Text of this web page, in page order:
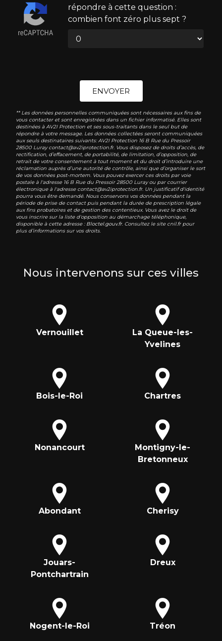
répondre à cette question :
combien font zéro plus sept ?
ENVOYER
** Les données personnelles communiquées sont nécessaires aux fins de
vous contacter et sont enregistrées dans un fichier informatisé. Elles sont
destinées à AV2I Protection et ses sous-traitants dans le seul but de
répondre à votre message. Les données collectées seront communiquées
aux seuls destinataires suivants: AV2I Protection 16 B Rue du Pressoir
28500 Luray contact@av2iprotection.fr. Vous disposez de droits d’accès, de
rectification, d’effacement, de portabilité, de limitation, d’opposition, de
retrait de votre consentement à tout moment et du droit d’introduire une
réclamation auprès d’une autorité de contrôle, ainsi que d’organiser le sort
de vos données post-mortem. Vous pouvez exercer ces droits par voie
postale à l'adresse 16 B Rue du Pressoir 28500 Luray ou par courrier
électronique à l'adresse contact@av2iprotection.fr. Un justificatif d'identité
pourra vous être demandé. Nous conservons vos données pendant la
période de prise de contact puis pendant la durée de prescription légale
aux fins probatoires et de gestion des contentieux. Vous avez le droit de
vous inscrire sur la liste d'opposition au démarchage téléphonique,
disponible à cette adresse : Bloctel.gouv.fr. Consultez le site cnil.fr pour
plus d’informations sur vos droits.
Nous intervenons sur ces villes
Vernouillet
La Queue-les-
Yvelines
Bois-le-Roi Chartres
Nonancourt
Montigny-le-
Bretonneux
Abondant Cherisy
Jouars-
Pontchartrain
Dreux
Nogent-le-Roi Tréon